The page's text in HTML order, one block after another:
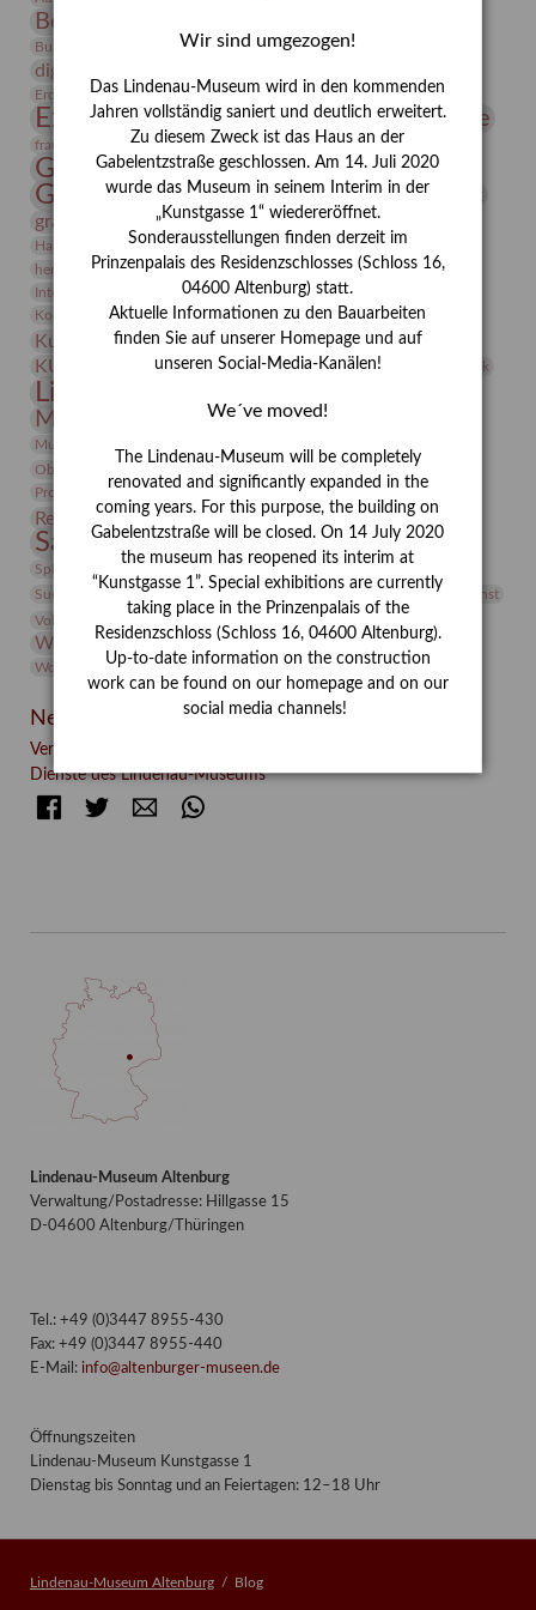
Bernhard August von Lindenau
Burg Posterstein Conrad Felixmüller Depot
digitallabor
Erdmann Julius Dietrich
Erlebnisportal estrusker Exlibris
Expressionismus Festrede Florenz Fotografie
frauen Frauen in der Antike und heute
Gerhard-Altenbourg-Preis
Gerhard Altenbourg
Gerhard Kurt Müller
grafische sammlung griechische Mythologie
Hanns-Conon von der Gabelentz Heinrich Kirchhoff Heldinnen
herman de vries Humboldt
Insekten
Integriertes Schädlingsmanagement
Italien Jahresempfang
Kolosseum
Kooperationsausstellung Korkmodelle Kunst
Kunstmuseum Kunstvermittlung Kunst von Kühl
KUNSTWAND Kurs Künstler Künstlerin Lehmbruck
Lindenau-Museum
Museumsgeschichte Museumsnacht
Museumspädagogik Natur
Objekt im Fokus
Phelloplastik
Pohlhof
Provenienz
Provenienzforschung
Restaurierung Rudi Lesser Ruth Wolf-Rehfeld
Sammlung Samstagszeichner Skulptur
Sonderausstellung
Sphinx
studio Studio Bildende Kunst
Suermondt-Ludwig-Museum
Vermittlung
Videokunst
Volontariat
Walter Rheiner Werefkin
Werkbetrachtung Winter Wissenschaft
Wolf and Dog
Wolf und Hund
Zirkuswoche
Neueste Beiträge
Verschenkt, verkauft, vergessen? – Kunstdetektivinnen im
Dienste des Lindenau-Museums
FacebookTwitter E-mail
Lindenau-Museum Altenburg
Verwaltung/Postadresse: Hillgasse 15
D-04600 Altenburg/Thüringen
Tel.: +49 (0)3447 8955-430
Fax: +49 (0)3447 8955-440
E-Mail: info@altenburger-museen.de
Öffnungszeiten
Lindenau-Museum Kunstgasse 1
Dienstag bis Sonntag und an Feiertagen: 12–18 Uhr
Lindenau-Museum Altenburg Blog
Wir sind umgezogen!
Das Lindenau-Museum wird in den kommenden
Jahren vollständig saniert und deutlich erweitert.
Zu diesem Zweck ist das Haus an der
Gabelentzstraße geschlossen. Am 14. Juli 2020
wurde das Museum in seinem Interim in der
„Kunstgasse 1“ wiedereröffnet.
Sonderausstellungen finden derzeit im
Prinzenpalais des Residenzschlosses (Schloss 16,
04600 Altenburg) statt.
Aktuelle Informationen zu den Bauarbeiten
finden Sie auf unserer Homepage und auf
unseren Social-Media-Kanälen!
We´ve moved!
The Lindenau-Museum will be completely
renovated and significantly expanded in the
coming years. For this purpose, the building on
Gabelentzstraße will be closed. On 14 July 2020
the museum has reopened its interim at
“Kunstgasse 1”. Special exhibitions are currently
taking place in the Prinzenpalais of the
Residenzschloss (Schloss 16, 04600 Altenburg).
Up-to-date information on the construction
work can be found on our homepage and on our
social media channels!